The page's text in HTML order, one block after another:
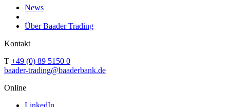
News
Über Baader Trading
Kontakt
T +49 (0) 89 5150 0
baader-trading@baaderbank.de
Online
LinkedIn